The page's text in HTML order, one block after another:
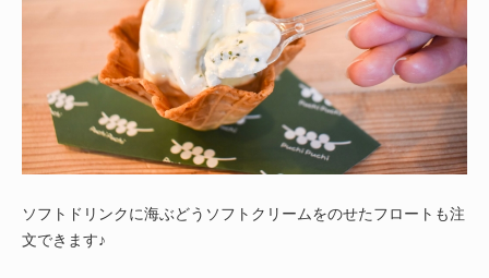
ソフトドリンクに海ぶどうソフトクリームをのせたフロートも注
文できます♪